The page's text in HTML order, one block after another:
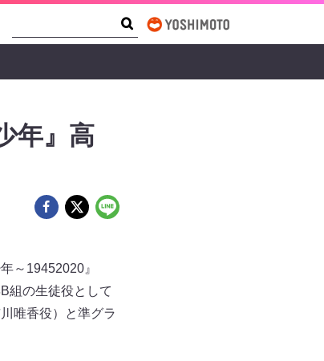
年』高
～19452020』
組の生徒役として
唯香役）と準グラ